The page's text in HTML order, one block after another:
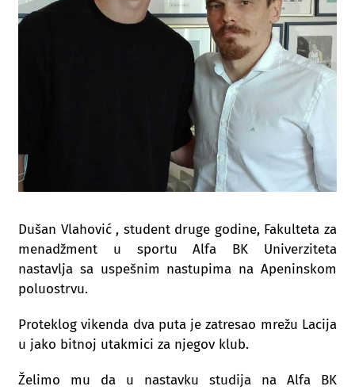
Dušan Vlahović , student druge godine, Fakulteta za
menadžment u sportu Alfa BK Univerziteta
nastavlja sa uspešnim nastupima na Apeninskom
poluostrvu.
Proteklog vikenda dva puta je zatresao mrežu Lacija
u jako bitnoj utakmici za njegov klub.
Želimo mu da u nastavku studija na Alfa BK